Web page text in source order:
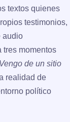
textos quienes
testimonios,
audio
tres momentos
de un sitio
realidad de
político